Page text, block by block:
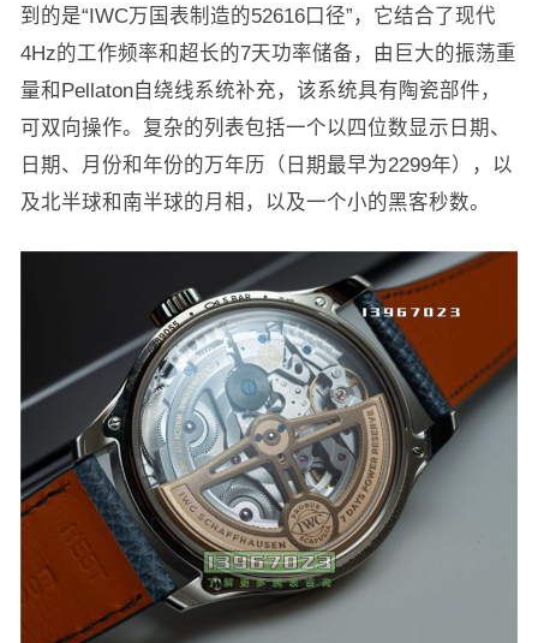
到的是“IWC万国表制造的52616口径”，它结合了现代
4Hz的工作频率和超长的7天功率储备，由巨大的振荡重
量和Pellaton自绕线系统补充，该系统具有陶瓷部件，
可双向操作。复杂的列表包括一个以四位数显示日期、
日期、月份和年份的万年历（日期最早为2299年），以
及北半球和南半球的月相，以及一个小的黑客秒数。